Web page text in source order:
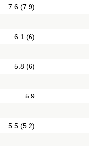
7.6 (7.9)
6.1 (6)
5.8 (6)
5.9
5.5 (5.2)